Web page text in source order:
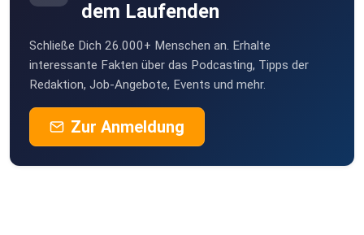
dem Laufenden
Schließe Dich 26.000+ Menschen an. Erhalte
interessante Fakten über das Podcasting, Tipps der
Redaktion, Job-Angebote, Events und mehr.
Zur Anmeldung